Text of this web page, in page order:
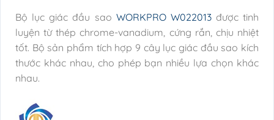
Bộ lục giác đầu sao WORKPRO W022013được tinh
luyện từ thép chrome-vanadium, cứng rắn, chịu nhiệt
tốt. Bộ sản phẩm tích hợp 9 cây lục giác đầu sao kích
thước khác nhau, cho phép bạn nhiều lựa chọn khác
nhau.